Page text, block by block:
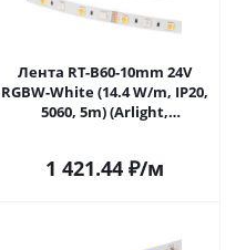
Лента RT-B60-10mm 24V
RGBW-White (14.4 W/m, IP20,
5060, 5m) (Arlight,
1 421.44₽/м